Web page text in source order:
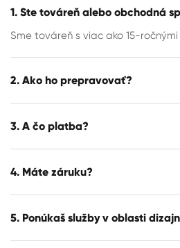
1. Ste továreň alebo obchodná
Sme továreň s viac ako 15-
2. Ako ho prepravovať?
3. A čo platba?
4. Máte záruku?
5. Ponúkaš služby v oblasti